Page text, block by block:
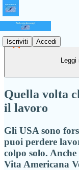
Iscriviti Accedi
Quella volta
il lavoro
Gli USA sono
puoi perdere
colpo solo.
Vita Americana